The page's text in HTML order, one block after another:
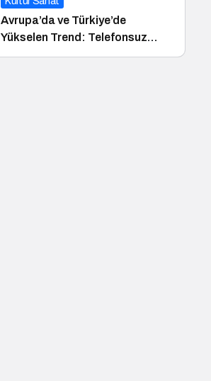
Avrupa’da ve Türkiye’de
Yükselen Trend: Telefonsuz
Gece Kulüpleri